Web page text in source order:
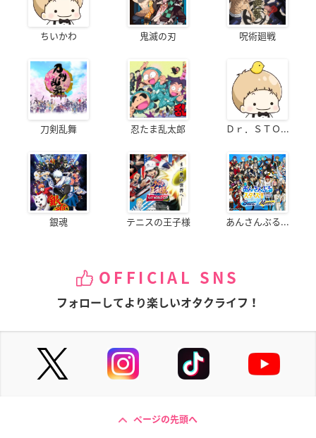
ちいかわ 鬼滅の刃 呪術廻戦
刀剣乱舞 忍たま乱太郎 Ｄｒ．ＳＴＯ...
銀魂 テニスの王子様 あんさんぶる...
OFFICIAL SNS
フォローしてより楽しいオタクライフ！
ページの先頭へ